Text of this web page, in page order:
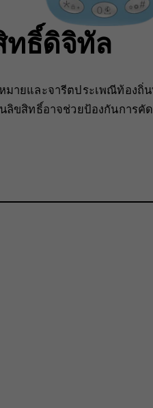
ทธิ์ดิจิทัล
ายและจารีตประเพณีท้องถิ่
ขสิทธิ์อาจช่วยป้องกันการคั